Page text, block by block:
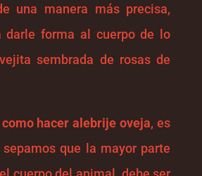
una manera más precisa,
darle forma al cuerpo de lo
sembrada de rosas de
como hacer alebrije oveja, es
sepamos que la mayor parte